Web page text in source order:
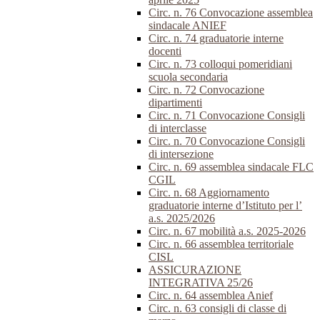
Circ. n. 76 Convocazione assemblea
sindacale ANIEF
Circ. n. 74 graduatorie interne
docenti
Circ. n. 73 colloqui pomeridiani
scuola secondaria
Circ. n. 72 Convocazione
dipartimenti
Circ. n. 71 Convocazione Consigli
di interclasse
Circ. n. 70 Convocazione Consigli
di intersezione
Circ. n. 69 assemblea sindacale FLC
CGIL
Circ. n. 68 Aggiornamento
graduatorie interne d’Istituto per l’
a.s. 2025/2026
Circ. n. 67 mobilità a.s. 2025-2026
Circ. n. 66 assemblea territoriale
CISL
ASSICURAZIONE
INTEGRATIVA 25/26
Circ. n. 64 assemblea Anief
Circ. n. 63 consigli di classe di